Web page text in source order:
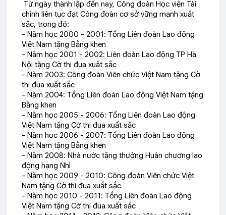
Từ ngày thành lập đến nay, Công đoàn Học viện Tài
chính liên tục đạt Công đoàn cơ sở vững mạnh xuất
sắc, trong đó:
- Năm học 2000 - 2001: Tổng Liên đoàn Lao động
Việt Nam tặng Bằng khen
- Năm học 2001 - 2002: Liên đoàn Lao động TP Hà
Nội tặng Cờ thi đua xuất sắc
- Năm 2003: Công đoàn Viên chức Việt Nam tặng Cờ
thi đua xuất sắc
- Năm 2004: Tổng Liên đoàn Lao động Việt Nam tặng
Bằng khen
- Năm học 2005 - 2006: Tổng Liên đoàn Lao động
Việt Nam tặng Cờ thi đua xuất sắc
- Năm học 2006 - 2007: Tổng Liên đoàn Lao động
Việt Nam tặng Bằng khen
- Năm 2008: Nhà nước tặng thưởng Huân chương lao
động hạng Nhì
- Năm học 2009 - 2010: Công đoàn Viên chức Việt
Nam tặng Cờ thi đua xuất sắc
- Năm học 2010 - 2011: Tổng Liên đoàn Lao động
Việt Nam tặng Cờ thi đua xuất sắc